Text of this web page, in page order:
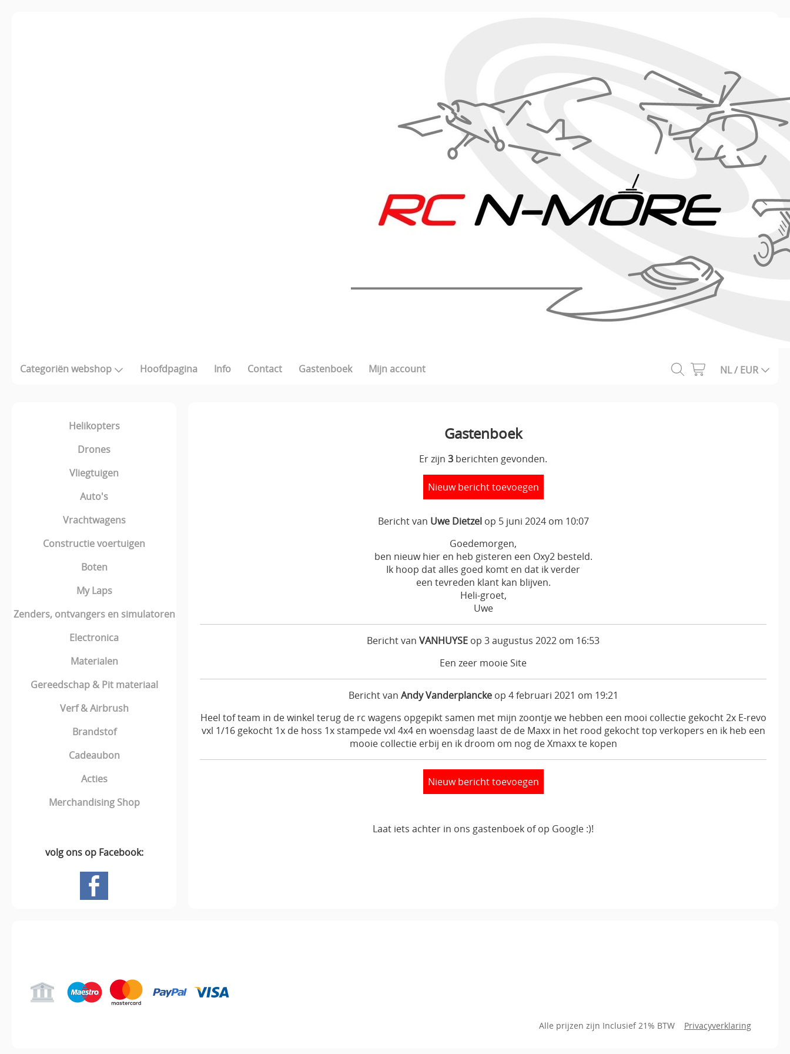
Categoriën webshop Hoofdpagina Info Contact Gastenboek Mijn account NL / EUR
Helikopters
Drones
Vliegtuigen
Auto's
Vrachtwagens
Constructie voertuigen
Boten
My Laps
Zenders, ontvangers en simulatoren
Electronica
Materialen
Gereedschap & Pit materiaal
Verf & Airbrush
Brandstof
Cadeaubon
Acties
Merchandising Shop
volg ons op Facebook:
Gastenboek
Er zijn 3 berichten gevonden.
Nieuw bericht toevoegen
Bericht van Uwe Dietzelop 5 juni 2024 om 10:07
Goedemorgen,
ben nieuw hier en heb gisteren een Oxy2 besteld.
Ik hoop dat alles goed komt en dat ik verder
een tevreden klant kan blijven.
Heli-groet,
Uwe
Bericht van VANHUYSE op 3 augustus 2022 om 16:53
Een zeer mooie Site
Bericht van Andy Vanderplanckeop 4 februari 2021 om 19:21
Heel tof team in de winkel terug de rc wagens opgepikt samen met mijn zoontje we hebben een mooi collectie gekocht 2x E-revo
vxl 1/16 gekocht 1x de hoss 1x stampede vxl 4x4 en woensdag laast de de Maxx in het rood gekocht top verkopers en ik heb een
mooie collectie erbij en ik droom om nog de Xmaxx te kopen
Nieuw bericht toevoegen
Laat iets achter in ons gastenboek of op Google :)!
Alle prijzen zijn Inclusief 21% BTW Privacyverklaring